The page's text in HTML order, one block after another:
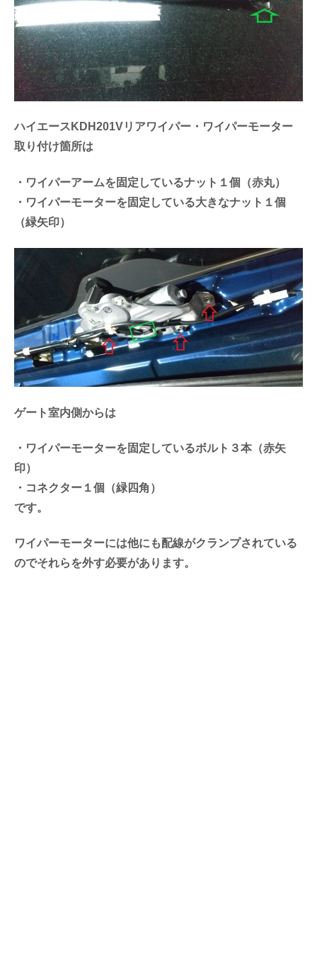
ハイエースKDH201Vリアワイパー・ワイパーモーター
取り付け箇所は
・ワイパーアームを固定しているナット１個（赤丸）
・ワイパーモーターを固定している大きなナット１個
（緑矢印）
ゲート室内側からは
・ワイパーモーターを固定しているボルト３本（赤矢
印）
・コネクター１個（緑四角）
です。
ワイパーモーターには他にも配線がクランプされている
のでそれらを外す必要があります。